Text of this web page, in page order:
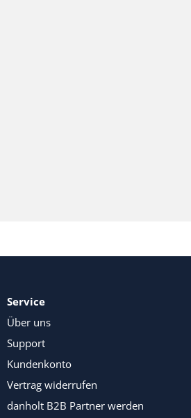
Service
Über uns
Support
Kundenkonto
Vertrag widerrufen
danholt B2B Partner werden